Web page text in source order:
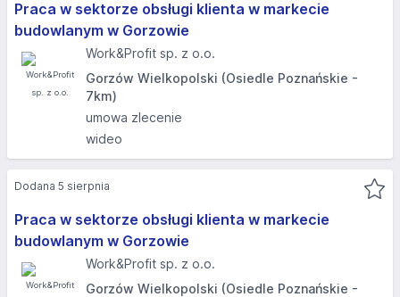
Praca w sektorze obsługi klienta w markecie
budowlanym w Gorzowie
Work&Profit sp. z o.o.
Gorzów Wielkopolski (Osiedle Poznańskie -
7km)
umowa zlecenie
wideo
Praca w sektorze obsługi klienta w markecie
budowlanym w Gorzowie
Work&Profit sp. z o.o.
Gorzów Wielkopolski (Osiedle Poznańskie -
Dodana 5 sierpnia